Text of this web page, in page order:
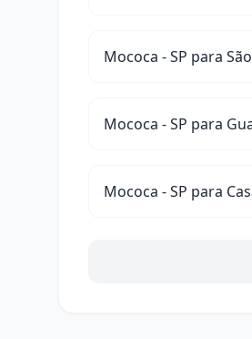
Mococa - SP para
Mococa - SP para
Mococa - SP para